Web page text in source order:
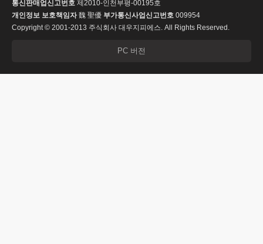
통신판매업신고번호 제2010-인천부평-00195호
개인정보 보호책임자魏 聖優 부가통신사업신고번호 009954
Copyright © 2001-2013 주식회사 대우지피에스. All Rights Reserved.
PC 버전